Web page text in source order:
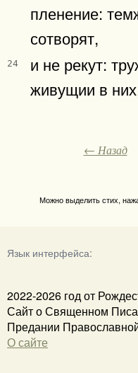
пленение:
сотворят,
24
и не рекут:
живущии в
← Назад
Можно выделить стих,
Язык интерфейса:
2022-2026 год от
Сайт о Священном
Предании
О сайте